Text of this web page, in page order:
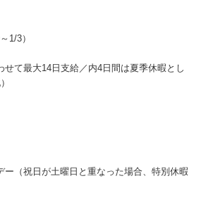
1/3）
せて最大14日支給／内4日間は夏季休暇とし
（祝日が土曜日と重なった場合、特別休暇